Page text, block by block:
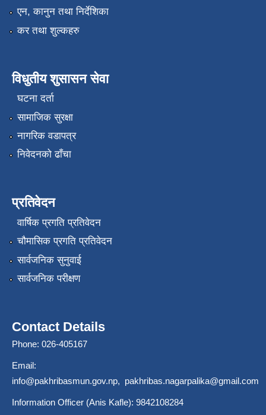
एन, कानुन तथा निर्देशिका
कर तथा शुल्कहरु
विधुतीय शुसासन सेवा
घटना दर्ता
सामाजिक सुरक्षा
नागरिक वडापत्र
निवेदनको ढाँचा
प्रतिवेदन
वार्षिक प्रगति प्रतिवेदन
चौमासिक प्रगति प्रतिवेदन
सार्वजनिक सुनुवाई
सार्वजनिक परीक्षण
Contact Details
Phone: 026-405167
Email:
info@pakhribasmun.gov.np, pakhribas.nagarpalika@gmail.com
Information Officer (Anis Kafle): 9842108284